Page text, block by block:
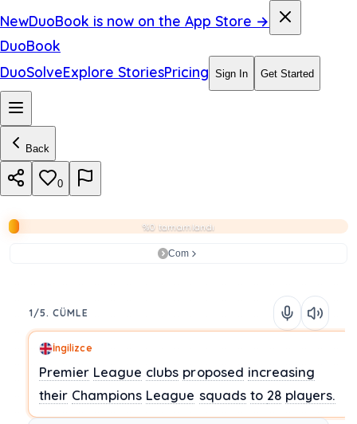
NewDuoBook is now on the App Store →
DuoBook
DuoSolveExplore StoriesPricing Sign In Get Started
Back
0
%0 tamamlandı
Com
1/5. CÜMLE
İngilizce
Premier League clubs proposed increasing
their Champions League squads to 28 players.